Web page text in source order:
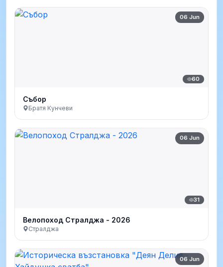
06 Jun
60
Събор
Братя Кунчеви
06 Jun
31
Велопоход Стралджа - 2026
Стралджа
06 Jun